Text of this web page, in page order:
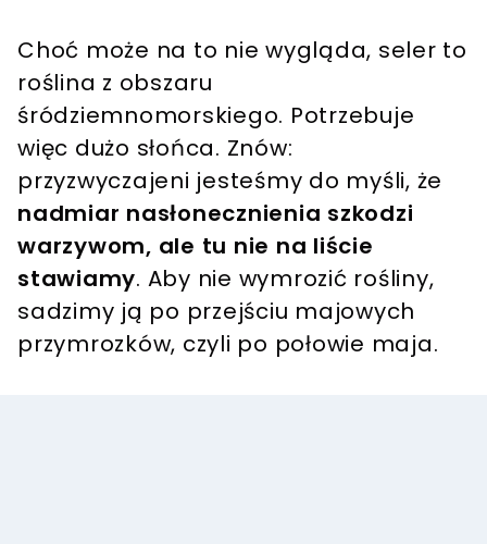
Choć może na to nie wygląda, seler to
roślina z obszaru
śródziemnomorskiego. Potrzebuje
więc dużo słońca. Znów:
przyzwyczajeni jesteśmy do myśli, że
nadmiar nasłonecznienia szkodzi
warzywom, ale tu nie na liście
stawiamy. Aby nie wymrozić rośliny,
sadzimy ją po przejściu majowych
przymrozków, czyli po połowie maja.